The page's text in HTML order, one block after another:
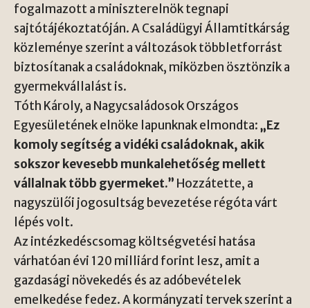
fogalmazott a miniszterelnök tegnapi
sajtótájékoztatóján. A Családügyi Államtitkárság
közleménye szerint a változások többletforrást
biztosítanak a családoknak, miközben ösztönzik a
gyermekvállalást is.
Tóth Károly, a Nagycsaládosok Országos
Egyesületének elnöke lapunknak elmondta:„Ez
komoly segítség a vidéki családoknak, akik
sokszor kevesebb munkalehetőség mellett
vállalnak több gyermeket.” Hozzátette, a
nagyszülői jogosultság bevezetése régóta várt
lépés volt.
Az intézkedéscsomag költségvetési hatása
várhatóan évi 120 milliárd forint lesz, amit a
gazdasági növekedés és az adóbevételek
emelkedése fedez. A kormányzati tervek szerint a